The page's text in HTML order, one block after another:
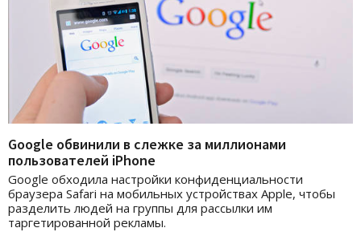
Google обвинили в слежке за миллионами
пользователей iPhone
Google обходила настройки конфиденциальности
браузера Safari на мобильных устройствах Apple, чтобы
разделить людей на группы для рассылки им
таргетированной рекламы.